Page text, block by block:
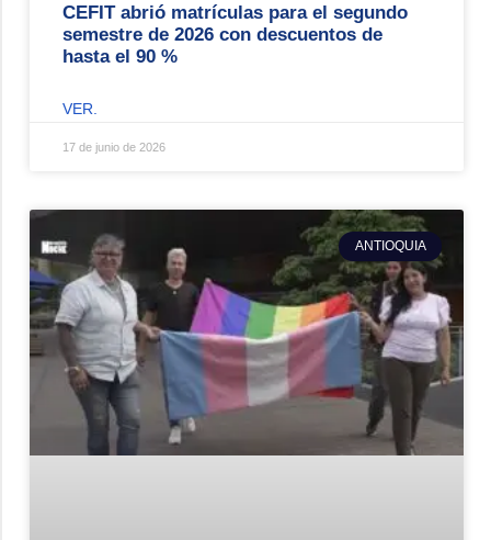
CEFIT abrió matrículas para el segundo
semestre de 2026 con descuentos de
hasta el 90 %
VER.
17 de junio de 2026
ANTIOQUIA